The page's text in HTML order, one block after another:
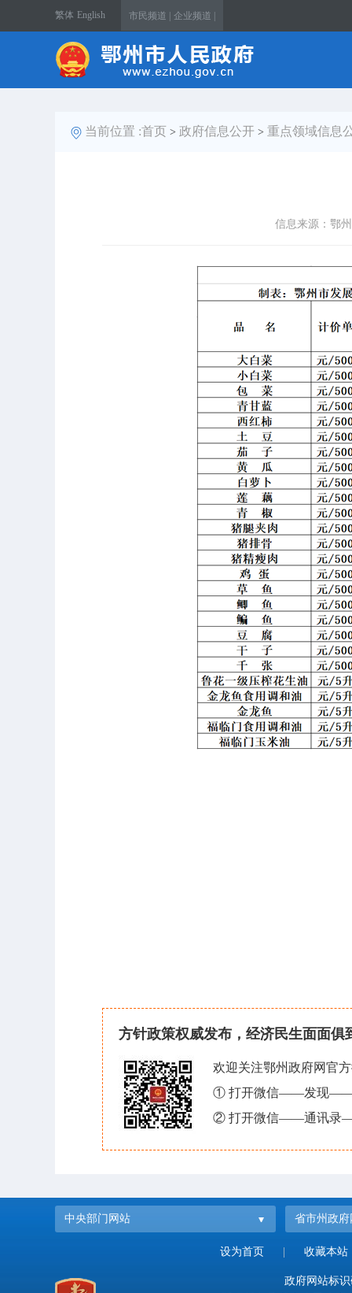
繁体 English 市民频道 | 企业频道 |
当前位置 :首页 > 政府信息公开 > 重点领域信息
信息来源：鄂
方针政策权威发布，经济民生面面俱
欢迎关注鄂州政府网官
① 打开微信——发现——
② 打开微信——通讯录
中央部门网站 省市州政府
设为首页 收藏本站
政府网站标